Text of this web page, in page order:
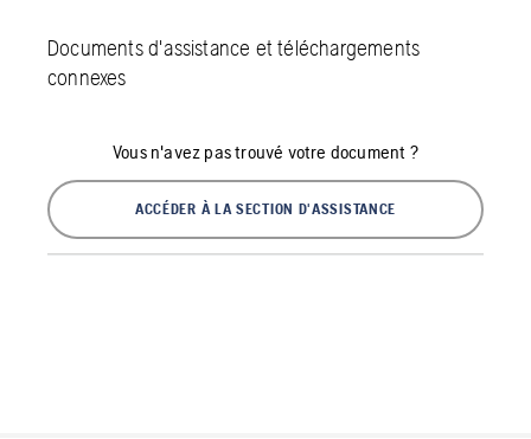
Documents d'assistance et téléchargements
connexes
Vous n'avez pas trouvé votre document ?
ACCÉDER À LA SECTION D'ASSISTANCE